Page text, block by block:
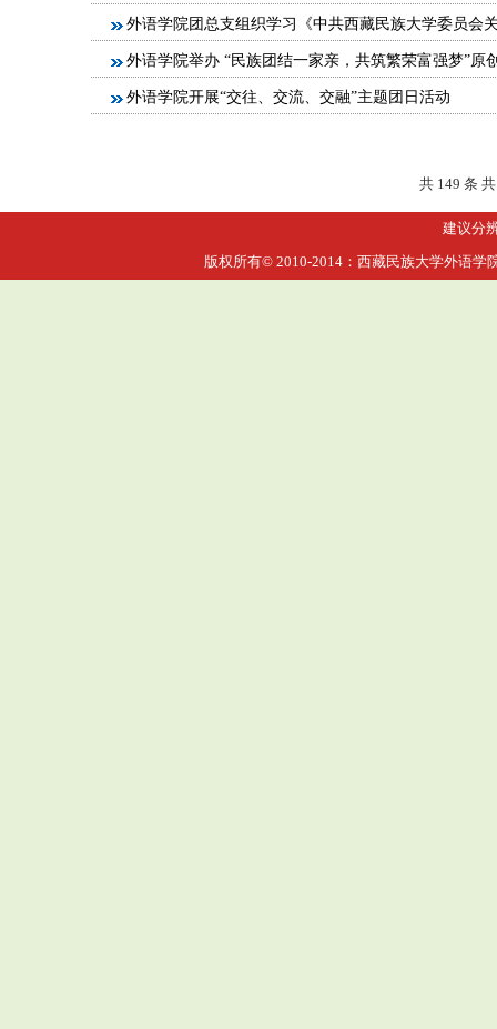
外语学院团总支组织学习《中共西藏民族大学委员会
外语学院举办 “民族团结一家亲，共筑繁荣富强梦”原
外语学院开展“交往、交流、交融”主题团日活动
共 149 条
建议分
版权所有© 2010-2014：西藏民族大学外语